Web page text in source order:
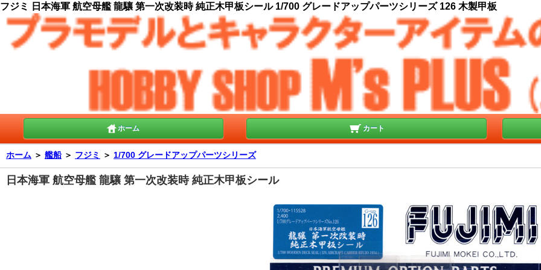
フジミ 日本海軍 航空母艦 龍驤 第一次改装時 純正木甲板シール 1/700 グレードアップパーツシリーズ 126 木製甲板
ホーム カート
ホーム ＞ 艦船＞ フジミ ＞ 1/700 グレードアップパーツシリーズ
日本海軍 航空母艦 龍驤 第一次改装時 純正木甲板シール